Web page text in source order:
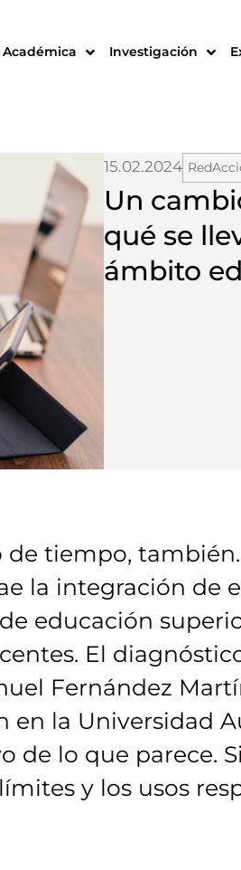
Investigación
15.02.2024
Un
qué se
ámbito
tiempo,
la integración de
educación
El
Fernández
en la Universidad
de lo que parece.
y los usos